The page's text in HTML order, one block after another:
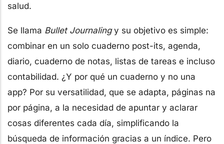
salud.
Se llama Bullet Journalingy su objetivo es simple:
combinar en un solo cuaderno post-its, agenda,
diario, cuaderno de notas, listas de tareas e incluso
contabilidad. ¿Y por qué un cuaderno y no una
app? Por su versatilidad, que se adapta, páginas na
por página, a la necesidad de apuntar y aclarar
cosas diferentes cada día, simplificando la
búsqueda de información gracias a un índice. Pero